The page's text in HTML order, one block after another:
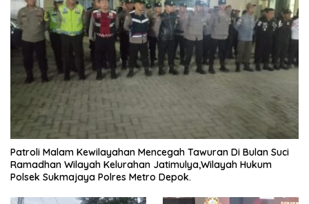
Patroli Malam Kewilayahan Mencegah Tawuran Di Bulan Suci
Ramadhan Wilayah Kelurahan Jatimulya,Wilayah Hukum
Polsek Sukmajaya Polres Metro Depok.